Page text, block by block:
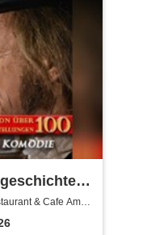
-
/
u.
& Cafe Am